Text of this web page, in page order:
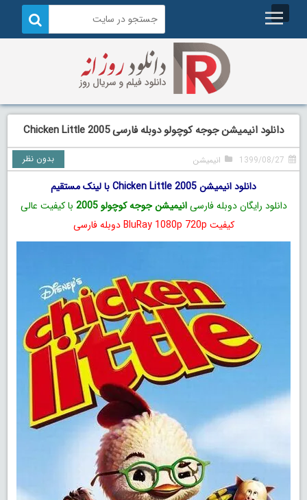
دانلود انیمیشن جوجه کوچولو دوبله فارسی Chicken Little 2005
1399/08/27 انیمیشن بدون نظر
دانلود انیمیشن Chicken Little 2005 با لینک مستقیم
دانلود رایگان دوبله فارسیانیمیشن جوجه کوچولو 2005
با کیفیت عالی
کیفیت BluRay 1080p 720p دوبله فارسی